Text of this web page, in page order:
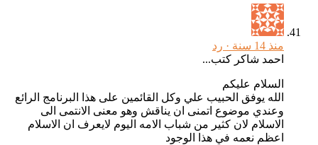
رد
احمد شاكر كتب...
السلام عليكم
الله يوفق الحبيب علي وكل القائمين على هذا البرنامج الرائع
وعندي موضوع اتمنى ان يناقش وهو معنى الانتمى الى
الاسلام لان كثير من شباب الامه اليوم لايعرف ان الاسلام
اعظم نعمه في هذا الوجود